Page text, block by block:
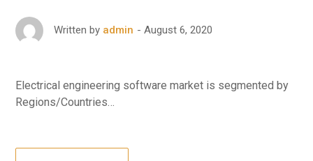
Written by admin August 6, 2020
Electrical engineering software market is segmented by
Regions/Countries…